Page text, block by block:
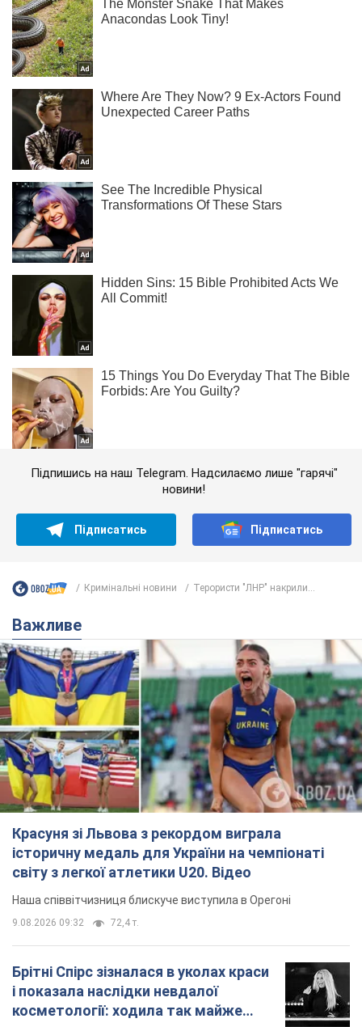
Підпишись на наш Telegram. Надсилаємо лише "гарячі"
новини!
Підписатись Підписатись
Кримінальні новини Терористи "ЛНР" накрили...
Важливе
Красуня зі Львова з рекордом виграла
історичну медаль для України на чемпіонаті
світу з легкої атлетики U20. Відео
Наша співвітчизниця блискуче виступила в Орегоні
9.08.2026 09:32 72,4 т.
Брітні Спірс зізналася в уколах краси
і показала наслідки невдалої
косметології: ходила так майже